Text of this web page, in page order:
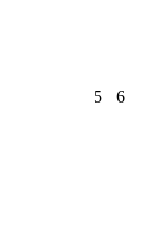
5 6